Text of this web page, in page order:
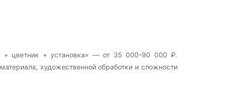
+ цветник + установка» — от 35 000-90 000 ₽.
художественной обработки и сложности